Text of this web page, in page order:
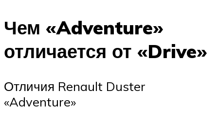
Чем «Adventure»
отличается от «Drive»
Отличия Renault Duster
«Adventure»